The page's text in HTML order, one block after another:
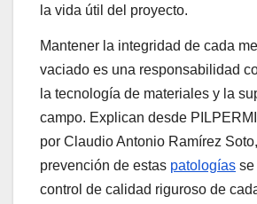
la vida útil del proyecto.
Mantener la integridad de cada
vaciado es una responsabilidad
la tecnología de materiales y la
campo. Explican desde
por Claudio Antonio Ramírez
prevención de estas patologías se
control de calidad riguroso de